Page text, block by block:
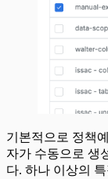
기본적으로 정책
자가 수동으로 생
다. 하나 이상의